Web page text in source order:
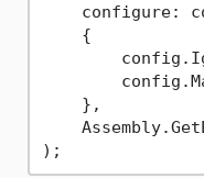
configure:
    {
    },